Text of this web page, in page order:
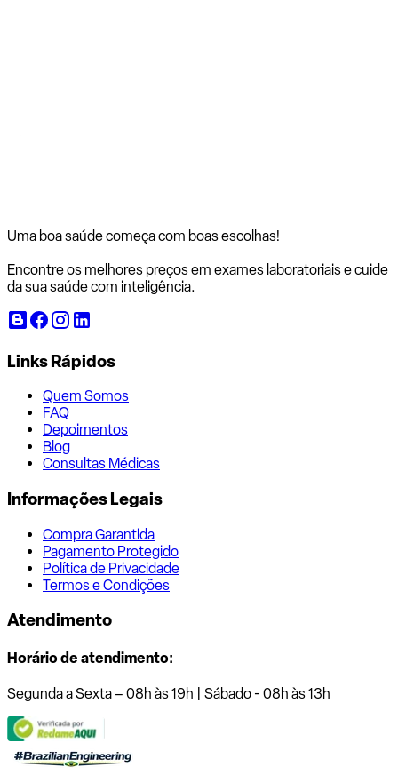
Uma boa saúde começa com boas escolhas!
Encontre os melhores preços em exames laboratoriais e cuide
da sua saúde com inteligência.
Links Rápidos
Quem Somos
FAQ
Depoimentos
Blog
Consultas Médicas
Informações Legais
Compra Garantida
Pagamento Protegido
Política de Privacidade
Termos e Condições
Atendimento
Horário de atendimento:
Segunda a Sexta – 08h às 19h | Sábado - 08h às 13h